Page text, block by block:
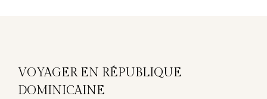
VOYAGER EN RÉPUBLIQUE
DOMINICAINE